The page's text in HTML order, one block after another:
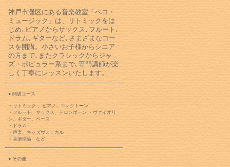
神戸市灘区にある音楽教室「ペコ・
ミュージック」は、リトミックをは
じめ､ピアノからサックス､フルート､
ドラム､ギターなど､さまざまなコー
スを開講。小さいお子様からシニア
の方まで､またクラシックからジャ
ズ・ポピュラー系まで､専門講師が楽
しく丁寧にレッスンいたします。
● 開講コース
・リトミック 、ピアノ、エレクトーン
・フルート、サックス、トロンボーン ・ヴァイオリ
ン、ギター、ベース
・ドラム
・声楽、キッズヴォーカル
・音楽理論 など
● その他